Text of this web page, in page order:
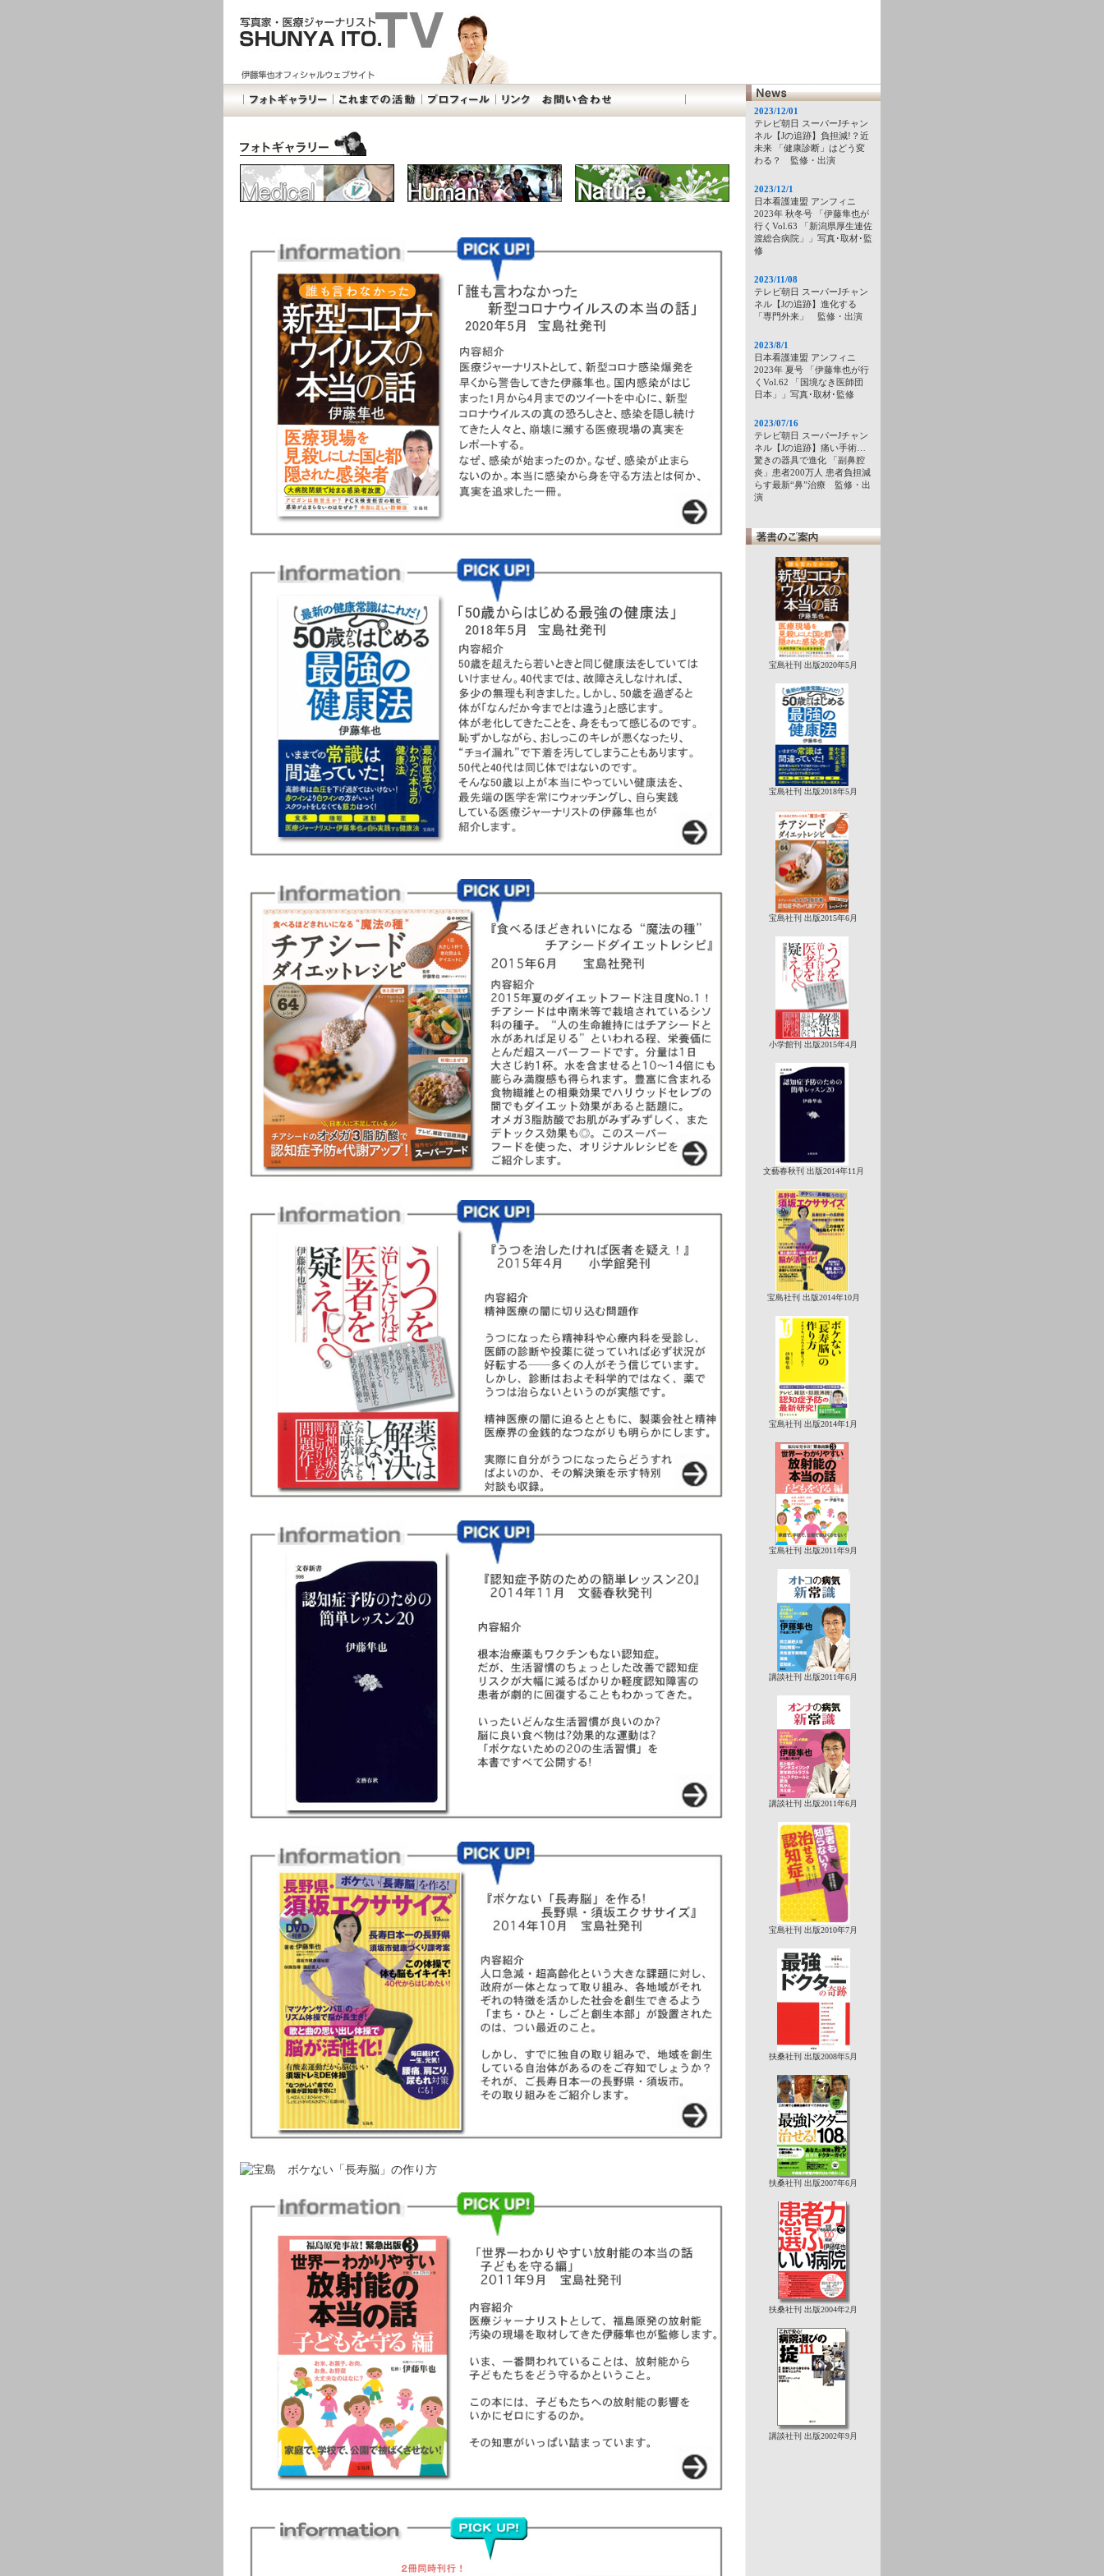
2023/12/01
テレビ朝日 スーパーJチャン
ネル【Jの追跡】負担減!？近
未来 「健康診断」はどう変
わる？ 監修・出演
2023/12/1
日本看護連盟 アンフィニ
2023年 秋冬号 「伊藤隼也が
行くVol.63 「新潟県厚生連佐
渡総合病院」」写真･取材･監
修
2023/11/08
テレビ朝日 スーパーJチャン
ネル【Jの追跡】進化する
「専門外来」 監修・出演
2023/8/1
日本看護連盟 アンフィニ
2023年 夏号 「伊藤隼也が行
くVol.62 「国境なき医師団
日本」」写真･取材･監修
2023/07/16
テレビ朝日 スーパーJチャン
ネル【Jの追跡】痛い手術…
驚きの器具で進化 「副鼻腔
炎」患者200万人 患者負担減
らす最新“鼻”治療 監修・出
演
宝島社刊 出版2020年5月
宝島社刊 出版2018年5月
宝島社刊 出版2015年6月
小学館刊 出版2015年4月
文藝春秋刊 出版2014年11月
宝島社刊 出版2014年10月
宝島社刊 出版2014年1月
宝島社刊 出版2011年9月
講談社刊 出版2011年6月
講談社刊 出版2011年6月
宝島社刊 出版2010年7月
扶桑社刊 出版2008年5月
扶桑社刊 出版2007年6月
扶桑社刊 出版2004年2月
講談社刊 出版2002年9月